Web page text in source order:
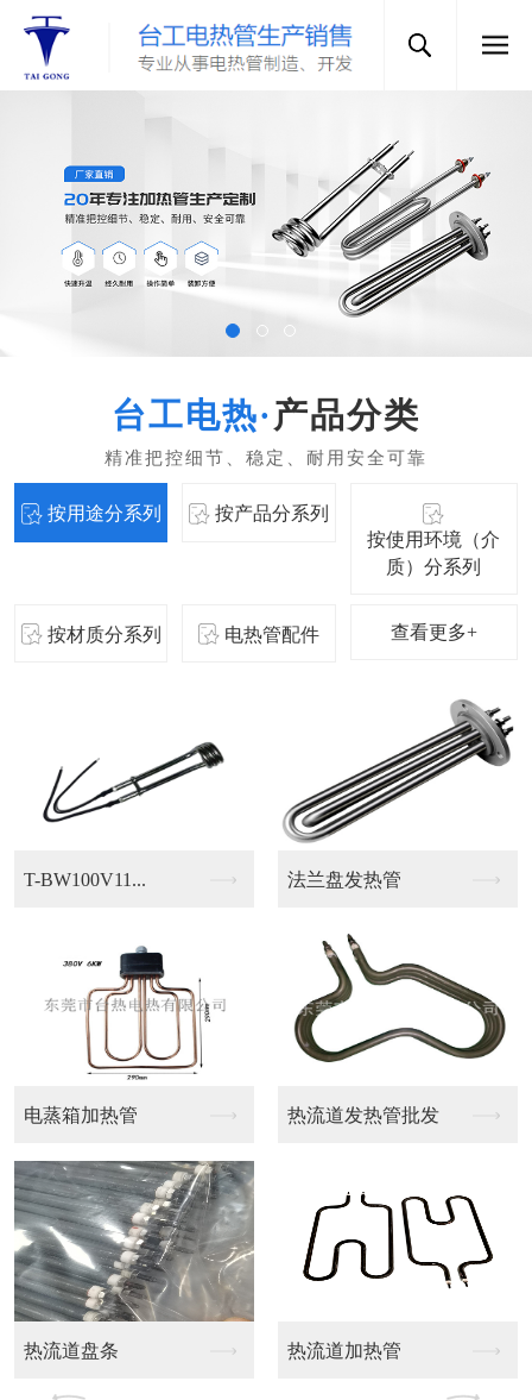
产品分类
按用途分系列
按产品分系列
按使用环境（介
质）分系列
按材质分系列 电热管配件 查看更多+
法兰盘发热管
热管 热流道发热管批发
条 热流道加热管
单头电热
大功率